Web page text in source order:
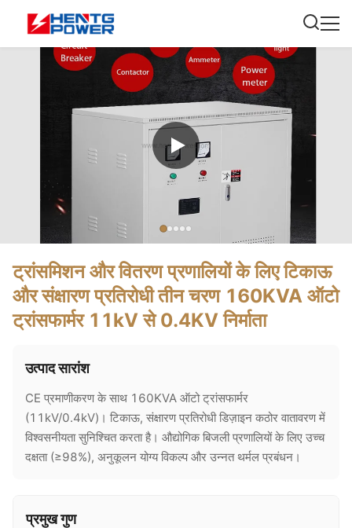
ट्रांसमिशन और वितरण प्रणालियों के लिए टिकाऊ
और संक्षारण प्रतिरोधी तीन चरण 160KVA ऑटो
ट्रांसफार्मर 11kV से 0.4KV निर्माता
उत्पाद सारांश
CE प्रमाणीकरण के साथ 160KVA ऑटो ट्रांसफार्मर
(11kV/0.4kV)। टिकाऊ, संक्षारण प्रतिरोधी डिज़ाइन कठोर वातावरण में
विश्वसनीयता सुनिश्चित करता है। औद्योगिक बिजली प्रणालियों के लिए उच्च
दक्षता (≥98%), अनुकूलन योग्य विकल्प और उन्नत थर्मल प्रबंधन।
प्रमुख गुण